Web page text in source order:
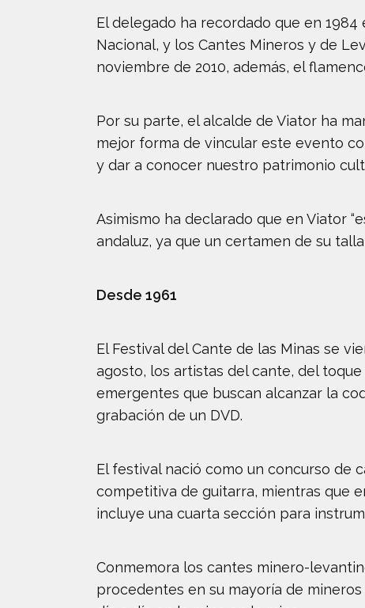
El delegado ha recordado que en
Nacional, y los Cantes Mineros y de
noviembre de 2010, además, el
Por su parte, el alcalde de Viator ha
mejor forma de vincular este evento
y dar a conocer nuestro patrimonio
Asimismo ha declarado que en Viator
andaluz, ya que un certamen de su
Desde 1961
El Festival del Cante de las Minas se
agosto, los artistas del cante, del
emergentes que buscan alcanzar la
grabación de un DVD.
El festival nació como un concurso de
competitiva de guitarra, mientras que
incluye una cuarta sección para
Conmemora los cantes minero-
procedentes en su mayoría de